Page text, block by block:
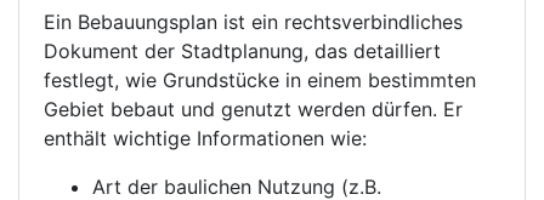
Ein Bebauungsplan ist ein rechtsverbindliches
Dokument der Stadtplanung, das detailliert
festlegt, wie Grundstücke in einem bestimmten
Gebiet bebaut und genutzt werden dürfen. Er
enthält wichtige Informationen wie:
Art der baulichen Nutzung (z.B.